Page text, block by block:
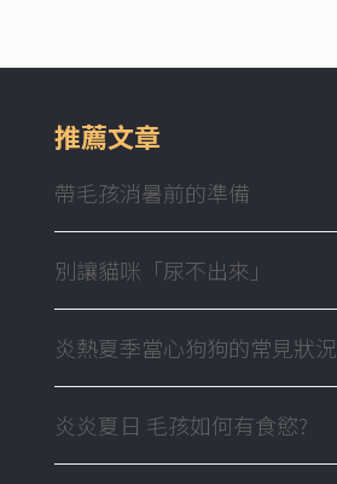
推薦文章
帶毛孩消暑前的準備
別讓貓咪「尿不出來」
炎熱夏季當心狗狗的常見狀況
炎炎夏日 毛孩如何有食慾?